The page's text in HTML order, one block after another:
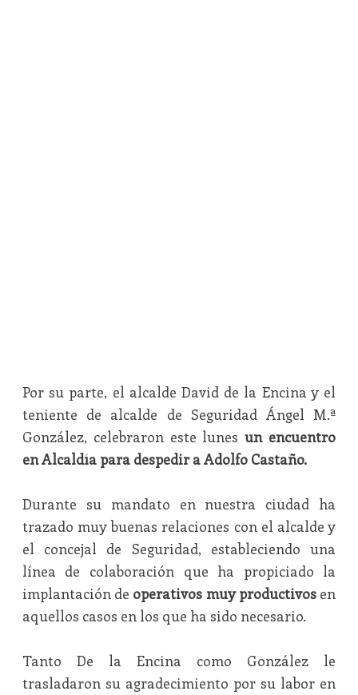
Por su parte, el alcalde David de la Encina y el
teniente de alcalde de Seguridad Ángel M.ª
González, celebraron este lunesun encuentro
en Alcaldía para despedir a Adolfo Castaño.
Durante su mandato en nuestra ciudad ha
trazado muy buenas relaciones con el alcalde y
el concejal de Seguridad, estableciendo una
línea de colaboración que ha propiciado la
implantación de operativos muy productivosen
aquellos casos en los que ha sido necesario.
Tanto De la Encina como González le
trasladaron su agradecimiento por su labor en